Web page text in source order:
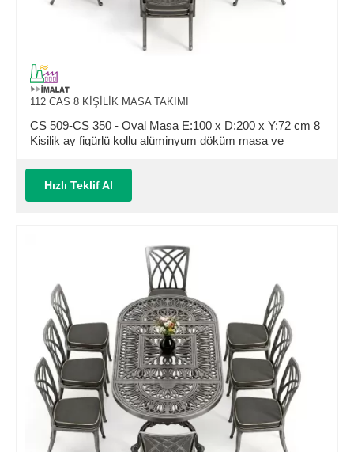
112 CAS 8 KİŞİLİK MASA TAKIMI
CS 509-CS 350 - Oval Masa E:100 x D:200 x Y:72 cm 8
Kişilik ay figürlü kollu alüminyum döküm masa ve
Hızlı Teklif Al